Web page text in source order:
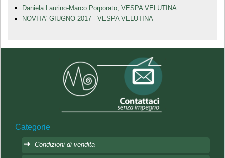
Daniela Laurino-Marco Porporato, VESPA VELUTINA
NOVITA' GIUGNO 2017 - VESPA VELUTINA
Categorie
Condizioni di vendita